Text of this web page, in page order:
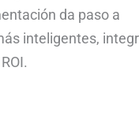
da paso a
inteligentes,